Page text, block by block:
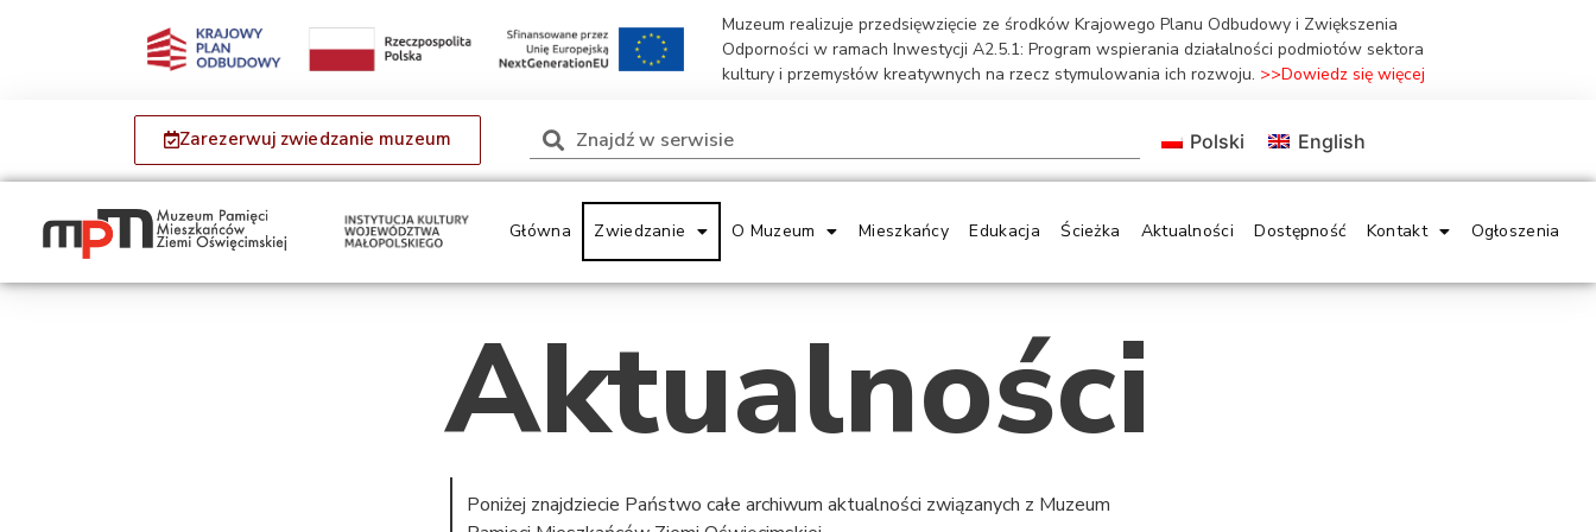
Muzeum realizuje przedsięwzięcie ze środków Krajowego Planu Odbudowy i Zwiększenia
Odporności w ramach Inwestycji A2.5.1: Program wspierania działalności podmiotów sektora
kultury i przemysłów kreatywnych na rzecz stymulowania ich rozwoju. >>Dowiedz się więcej
Zarezerwuj zwiedzanie muzeum Polski English
Główna Zwiedzanie O Muzeum Mieszkańcy Edukacja Ścieżka Aktualności Dostępność Kontakt Ogłoszenia
Aktualności
Poniżej znajdziecie Państwo całe archiwum aktualności związanych z Muzeum